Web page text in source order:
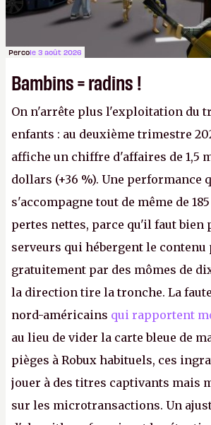
Percole 3 août 2026
Bambins = radins !
On n'arrête plus l'exploitation du
enfants : au deuxième trimestre
affiche un chiffre d'affaires de 1,5
dollars (+36 %). Une performance
s'accompagne tout de même de
pertes nettes, parce qu'il faut bien
serveurs qui hébergent le contenu
gratuitement par des mômes de
la direction tire la tronche. La
nord-américains qui rapportent
au lieu de vider la carte bleue de
pièges à Robux habituels, ces
jouer à des titres captivants mais
sur les microtransactions. Un